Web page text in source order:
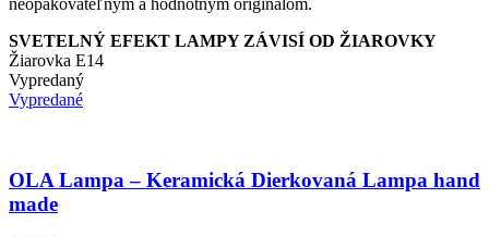
SVETELNÝ EFEKT LAMPY ZÁVISÍ OD ŽIAROVKY
Žiarovka E14
Vypredaný
Vypredané
OLA Lampa – Keramická Dierkovaná Lampa hand
made